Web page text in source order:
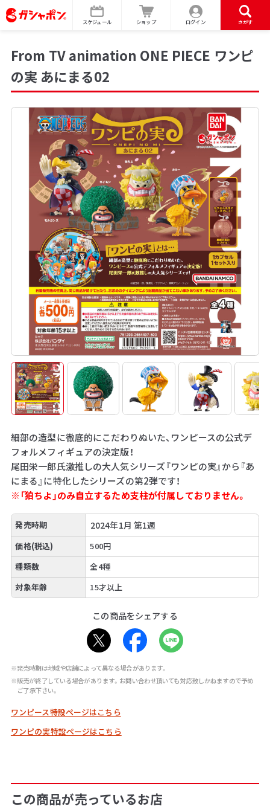
スケジュール ショップ ログイン さがす
From TV animation ONE PIECE ワンピ
の実 あにまる02
細部の造型に徹底的にこだわりぬいた、ワンピースの公式デ
フォルメフィギュアの決定版！
尾田栄一郎氏激推しの大人気シリーズ『ワンピの実』から『あ
にまる』に特化したシリーズの第2弾です！
※「狛ちよ」のみ自立するため支柱が付属しておりません。
発売時期 2024年1月 第1週
価格(税込)
500円
種類数
全4種
対象年齢
15才以上
この商品をシェアする
※発売時期は地域や店舗によって異なる場合があります。
※販売が終了している場合があります。お問い合わせ頂いても対応致しかねますので予め
ご了承下さい。
ワンピース特設ページはこちら
ワンピの実特設ページはこちら
この商品が売っているお店